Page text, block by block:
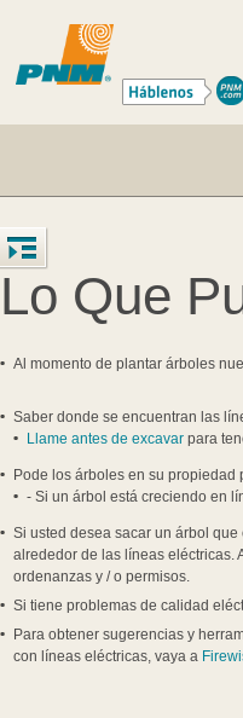
Lo Que
Al momento de plantar árboles
Saber donde se encuentran las
Llame antes de excavar para
Pode los árboles en su
- Si un árbol está creciendo en
Si usted desea sacar un árbol
alrededor de las líneas eléctricas.
ordenanzas y / o permisos.
Si tiene problemas de calidad
Para obtener sugerencias y
con líneas eléctricas, vaya a